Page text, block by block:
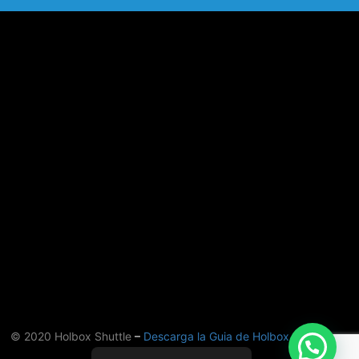
© 2020 Holbox Shuttle – Descarga la Guia de Holbox